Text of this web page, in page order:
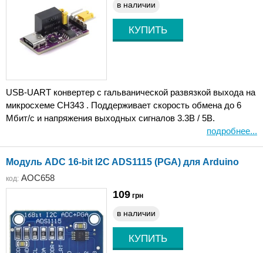
в наличии
USB-UART конвертер с гальванической развязкой выхода на
микросхеме CH343 . Поддерживает скорость обмена до 6
Мбит/с и напряжения выходных сигналов 3.3В / 5В.
подробнее...
Модуль ADC 16-bit I2C ADS1115 (PGA) для Arduino
код: AOC658
109 грн
в наличии